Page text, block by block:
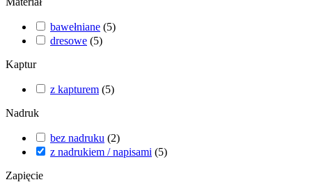
bawełniane (5)
dresowe (5)
Kaptur
z kapturem (5)
Nadruk
bez nadruku (2)
z nadrukiem / napisami (5)
Zapięcie